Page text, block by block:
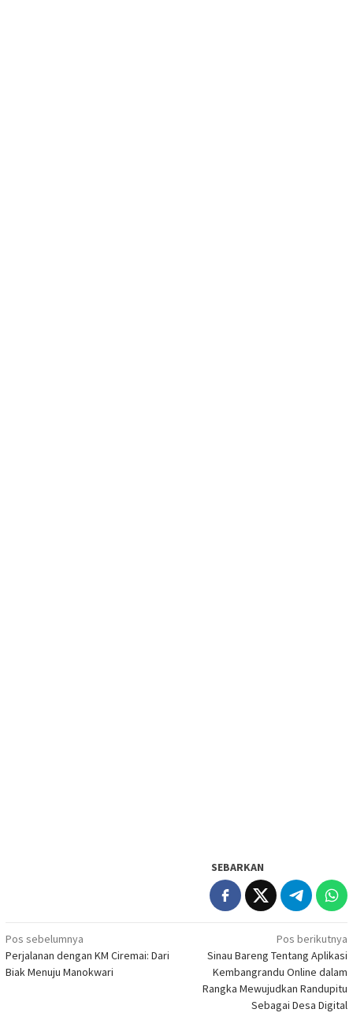
SEBARKAN
Navigasi
pos
Pos sebelumnya
Perjalanan dengan KM Ciremai: Dari
Biak Menuju Manokwari
Pos berikutnya
Sinau Bareng Tentang Aplikasi
Kembangrandu Online dalam
Rangka Mewujudkan Randupitu
Sebagai Desa Digital